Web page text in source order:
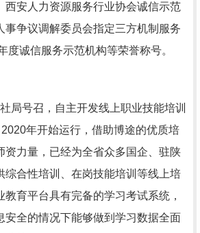
西安人力资源服务行业协会诚信示范
事争议调解委员会指定三方机制服务
度诚信服务示范机构等荣誉称号。
局号召，自主开发线上职业技能培训
2020年开始运行，借助博途的优质培
资力量，已经为全省众多国企、驻陕
综合性培训、在岗技能培训等线上培
育平台具有完备的学习考试系统，
安全的情况下能够做到学习数据全面